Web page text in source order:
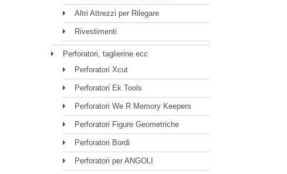
Altri Attrezzi per Rilegare
Rivestimenti
Perforatori, taglierine ecc
Perforatori Xcut
Perforatori Ek Tools
Perforatori We R Memory Keepers
Perforatori Figure Geometriche
Perforatori Bordi
Perforatori per ANGOLI